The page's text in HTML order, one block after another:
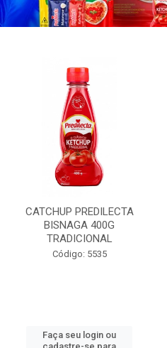
CATCHUP PREDILECTA
BISNAGA 400G
TRADICIONAL
Código: 5535
Faça seu login ou